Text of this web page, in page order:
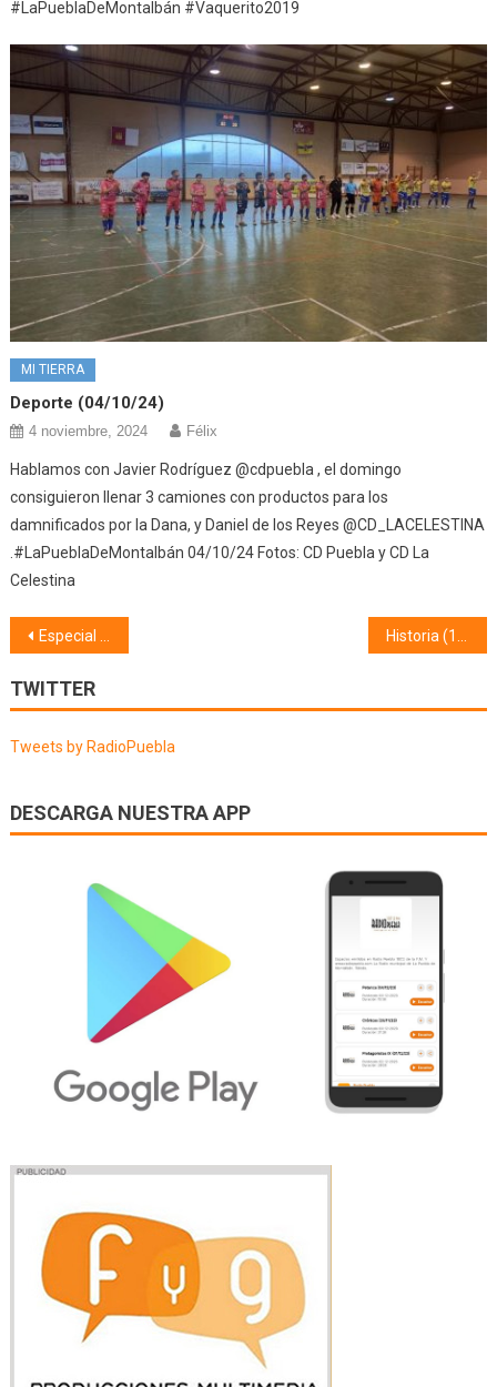
#LaPueblaDeMontalbán #Vaquerito2019
MI TIERRA
Deporte (04/10/24)
4 noviembre, 2024 Félix
Hablamos con Javier Rodríguez @cdpuebla , el domingo
consiguieron llenar 3 camiones con productos para los
damnificados por la Dana, y Daniel de los Reyes @CD_LACELESTINA
.#LaPueblaDeMontalbán 04/10/24 Fotos: CD Puebla y CD La
Celestina
Navegación
de
entradas
Especial Día de los enamorados (14/02/20) Historia (17/02/20) Sancho IV
TWITTER
Tweets by RadioPuebla
DESCARGA NUESTRA APP